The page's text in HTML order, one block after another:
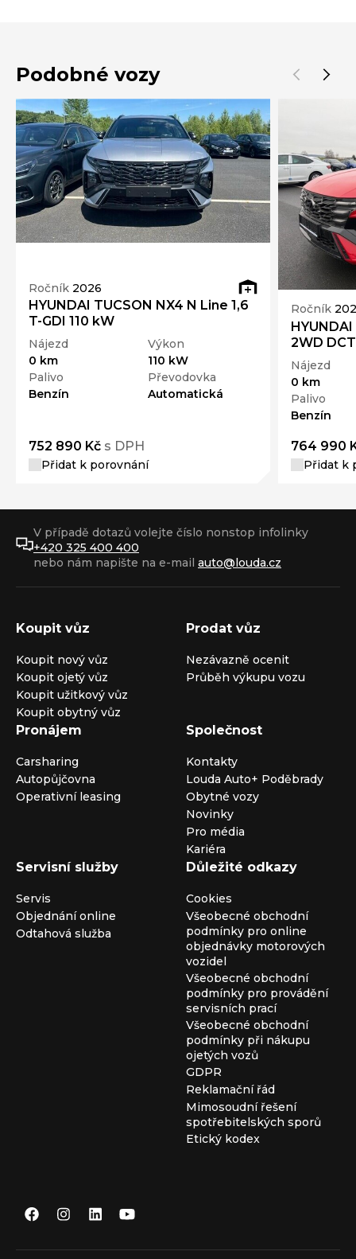
Podobné vozy
Ročník 2026
HYUNDAI TUCSON NX4 N Line 1,6
T-GDI 110 kW
Nájezd
0 km
Výkon
110 kW
Palivo
Benzín
Převodovka
Automatická
752 890 Kč s DPH
Přidat k porovnání
Ročník
2WD
Nájezd
0 km
Palivo
Benzín
764 990
Přidat k
V případě dotazů volejte číslo nonstop infolinky
+420 325 400 400
nebo nám napište na e-mail auto@louda.cz
Koupit vůz
Koupit nový vůz
Koupit ojetý vůz
Koupit užitkový vůz
Koupit obytný vůz
Prodat vůz
Nezávazně ocenit
Průběh výkupu vozu
Pronájem
Carsharing
Autopůjčovna
Operativní leasing
Společnost
Kontakty
Louda Auto+ Poděbrady
Obytné vozy
Novinky
Pro média
Kariéra
Servisní služby
Servis
Objednání online
Odtahová služba
Důležité odkazy
Cookies
Všeobecné obchodní
podmínky pro online
objednávky motorových
vozidel
Všeobecné obchodní
podmínky pro provádění
servisních prací
Všeobecné obchodní
podmínky při nákupu
ojetých vozů
GDPR
Reklamační řád
Mimosoudní řešení
spotřebitelských sporů
Etický kodex